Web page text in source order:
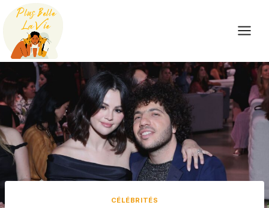
Skip
content
CÉLÉBRITÉS